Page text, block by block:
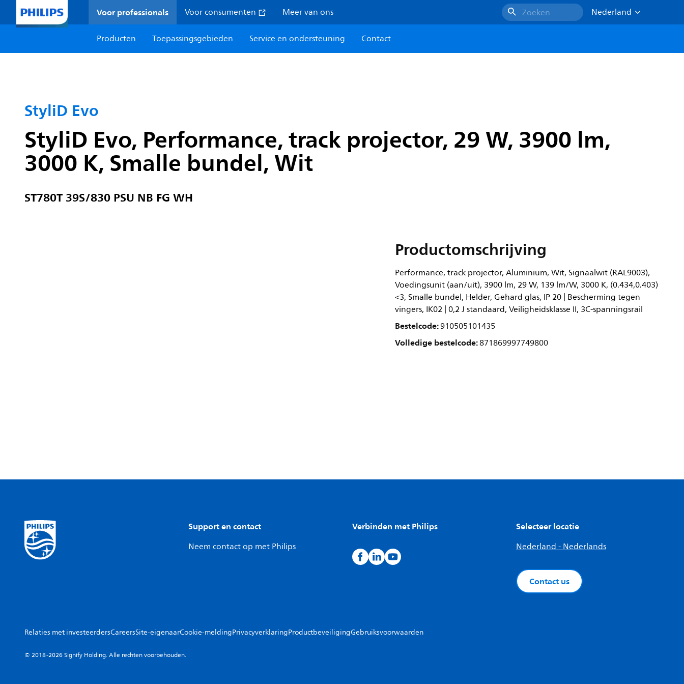
Voor professionals Voor consumenten Meer van ons Zoeken
Nederland
Producten
Toepassingsgebieden Service en ondersteuning Contact
StyliD Evo
StyliD Evo, Performance, track projector, 29 W, 3900 lm,
3000 K, Smalle bundel, Wit
ST780T 39S/830 PSU NB FG WH
Productomschrijving
Performance, track projector, Aluminium, Wit, Signaalwit (RAL9003),
Voedingsunit (aan/uit), 3900 lm, 29 W, 139 lm/W, 3000 K, (0.434,0.403)
<3, Smalle bundel, Helder, Gehard glas, IP 20 | Bescherming tegen
vingers, IK02 | 0,2 J standaard, Veiligheidsklasse II, 3C-spanningsrail
Bestelcode:910505101435
Volledige bestelcode:871869997749800
Support en contact
Neem contact op met Philips
Verbinden met Philips Selecteer locatie
Nederland - Nederlands
Contact us
Relaties met investeerdersCareersSite-eigenaarCookie-meldingPrivacyverklaringProductbeveiligingGebruiksvoorwaarden
© 2018-2026 Signify Holding. Alle rechten voorbehouden.